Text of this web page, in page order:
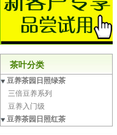
茶叶分类
豆养茶园日照绿茶
三倍豆养系列
豆养入门级
豆养茶园日照红茶